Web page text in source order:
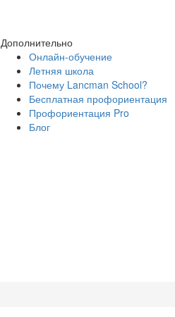
Дополнительно
Онлайн-обучение
Летняя школа
Почему Lancman School?
Бесплатная профориентация
Профориентация Pro
Блог